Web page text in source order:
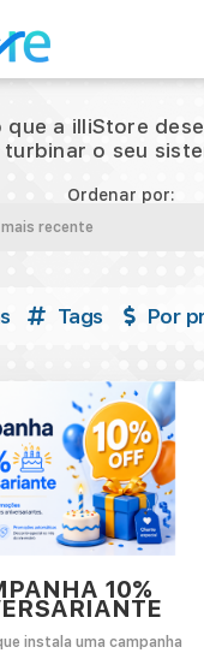
Início
de
A Illimitar
Illi
Contato
que a illiStore
turbinar o seu
Ordenar por:
Tags Por
10%
instala uma campanha